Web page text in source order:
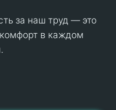
за наш труд — это
в каждом